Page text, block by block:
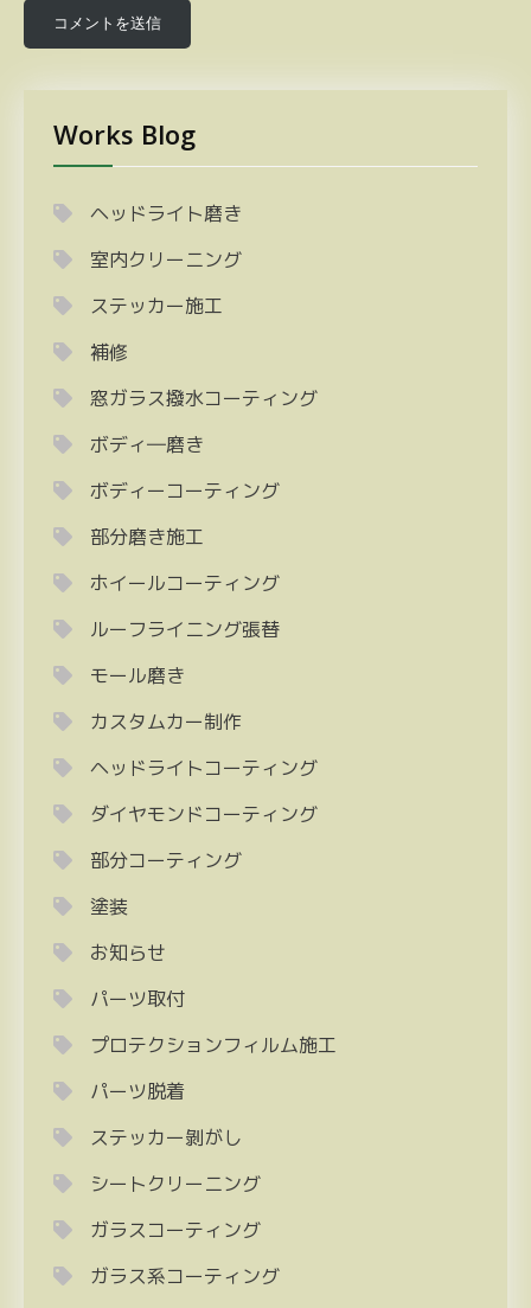
Works Blog
ヘッドライト磨き
室内クリーニング
ステッカー施工
補修
窓ガラス撥水コーティング
ボディ―磨き
ボディーコーティング
部分磨き施工
ホイールコーティング
ルーフライニング張替
モール磨き
カスタムカー制作
ヘッドライトコーティング
ダイヤモンドコーティング
部分コーティング
塗装
お知らせ
パーツ取付
プロテクションフィルム施工
パーツ脱着
ステッカー剝がし
シートクリーニング
ガラスコーティング
ガラス系コーティング